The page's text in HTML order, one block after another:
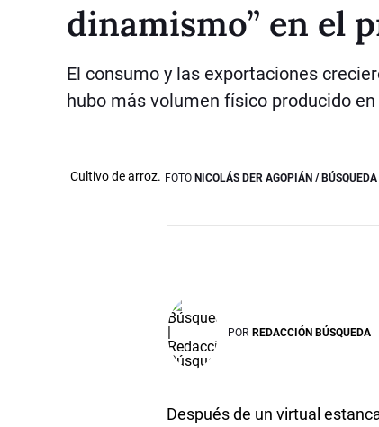
dinamismo” en el
El consumo y las exportaciones
hubo más volumen físico producido
Cultivo de arroz. FOTO NICOLÁS DER AGOPIÁN / BÚSQUEDA
POR REDACCIÓN BÚSQUEDA
Después de un virtual